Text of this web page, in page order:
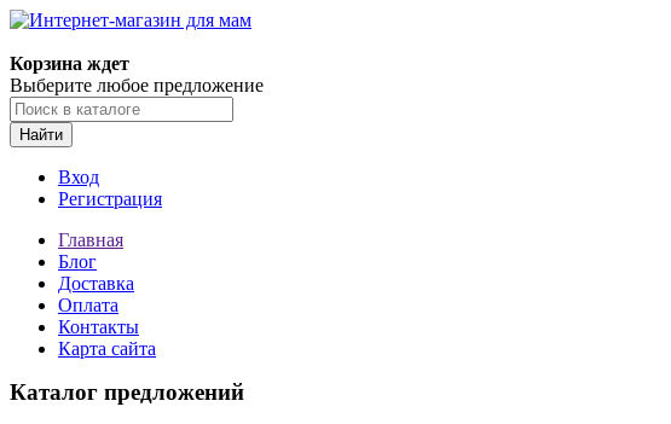
Корзина ждет
Выберите любое предложение
Найти
Вход
Регистрация
Главная
Блог
Доставка
Оплата
Контакты
Карта сайта
Каталог предложений